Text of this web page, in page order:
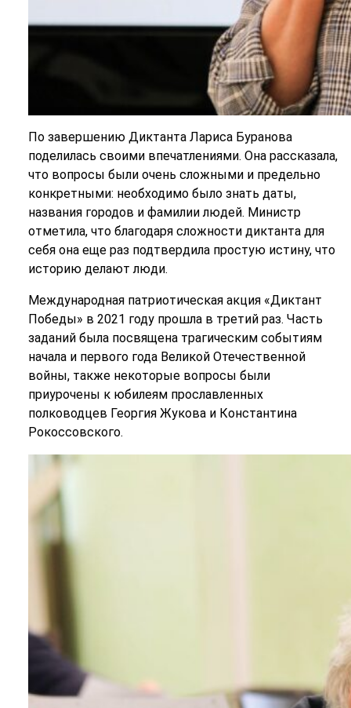
По завершению Диктанта Лариса Буранова
поделилась своими впечатлениями. Она рассказала,
что вопросы были очень сложными и предельно
конкретными: необходимо было знать даты,
названия городов и фамилии людей. Министр
отметила, что благодаря сложности диктанта для
себя она еще раз подтвердила простую истину, что
историю делают люди.
Международная патриотическая акция «Диктант
Победы» в 2021 году прошла в третий раз. Часть
заданий была посвящена трагическим событиям
начала и первого года Великой Отечественной
войны, также некоторые вопросы были
приурочены к юбилеям прославленных
полководцев Георгия Жукова и Константина
Рокоссовского.